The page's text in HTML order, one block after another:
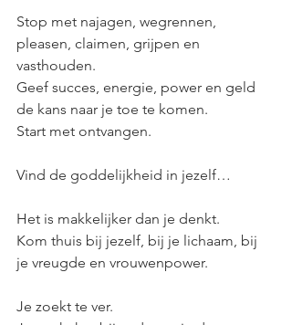
Stop met najagen, wegrennen,
pleasen, claimen, grijpen en
vasthouden.
Geef succes, energie, power en geld
de kans naar je toe te komen.
Start met ontvangen.
Vind de goddelijkheid in jezelf…
Het is makkelijker dan je denkt.
Kom thuis bij jezelf, bij je lichaam, bij
je vreugde en vrouwenpower.
Je zoekt te ver.